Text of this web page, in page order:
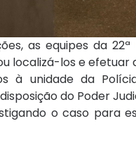
as equipes da
localizá-los e efetuar
à unidade da
do Poder
o caso para